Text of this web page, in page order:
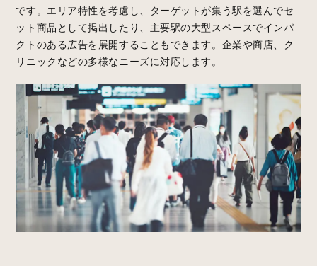
です。エリア特性を考慮し、ターゲットが集う駅を選んでセ
ット商品として掲出したり、主要駅の大型スペースでインパ
クトのある広告を展開することもできます。企業や商店、ク
リニックなどの多様なニーズに対応します。